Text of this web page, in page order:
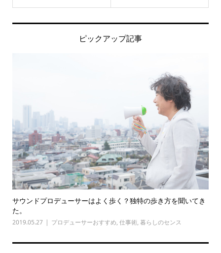
ピックアップ記事
サウンドプロデューサーはよく歩く？独特の歩き方を聞いてき
た。
2019.05.27 プロデューサーおすすめ, 仕事術, 暮らしのセンス